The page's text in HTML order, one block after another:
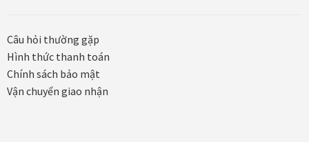
Khung tranh gỗ sồi
Khung tranh treo tường
Câu hỏi thường gặp
Hình thức thanh toán
Chính sách bảo mật
Vận chuyển giao nhận